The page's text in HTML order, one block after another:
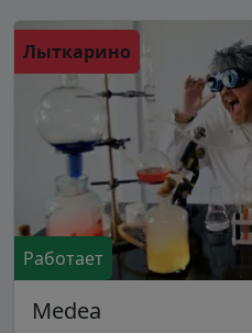
Лыткарино
Работает
Medea